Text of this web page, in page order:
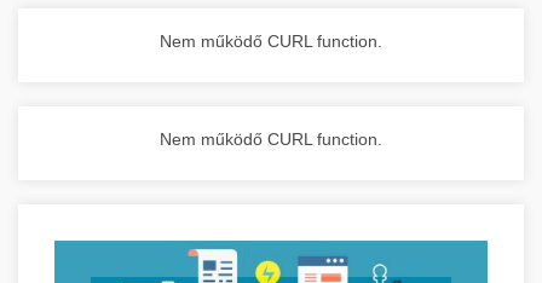
Nem működő CURL function.
Nem működő CURL function.